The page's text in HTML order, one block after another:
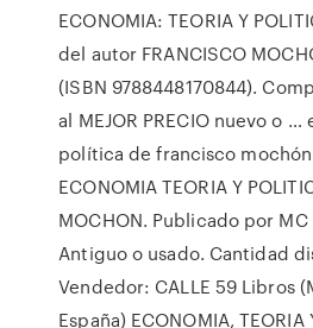
ECONOMIA: TEORIA Y
del autor FRANCISCO
(ISBN 9788448170844).
al MEJOR PRECIO nuevo o
política de francisco
ECONOMIA TEORIA Y
MOCHON. Publicado por MC
Antiguo o usado. Cantidad
Vendedor: CALLE 59 Libros
España) ECONOMIA, TEORIA